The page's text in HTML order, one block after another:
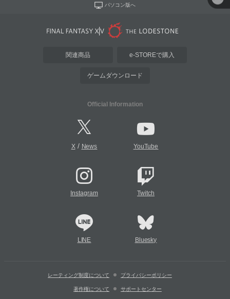
パソコン版へ
関連商品 e-STOREで購入
ゲームダウンロード
Official Information
X/ News YouTube
Instagram Twitch
LINE Bluesky
レーティング制度について プライバシーポリシー
著作権について サポートセンター